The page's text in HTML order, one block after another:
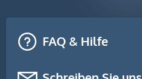
FAQ & Hilfe